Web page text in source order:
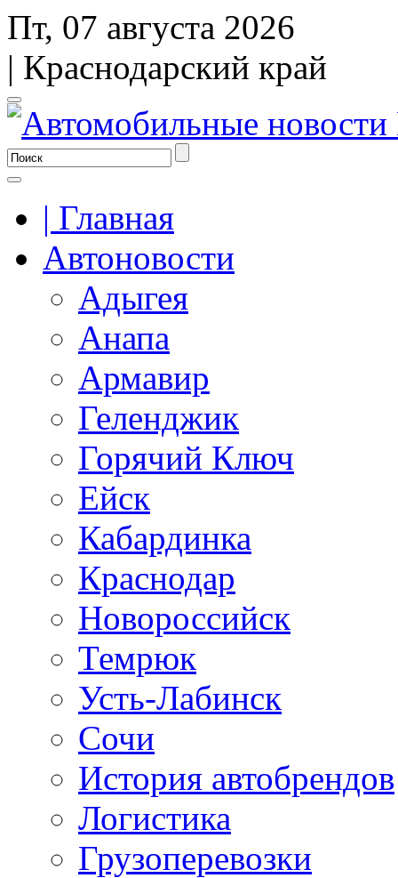
Пт, 07 августа 2026
| Краснодарский край
| Главная
Автоновости
Адыгея
Анапа
Армавир
Геленджик
Горячий Ключ
Ейск
Кабардинка
Краснодар
Новороссийск
Темрюк
Усть-Лабинск
Сочи
История автобрендов
Логистика
Грузоперевозки